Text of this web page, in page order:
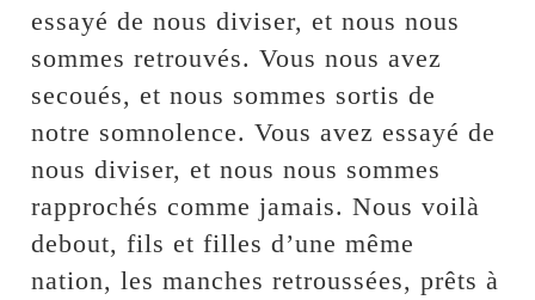
essayé de nous diviser, et nous nous
sommes retrouvés. Vous nous avez
secoués, et nous sommes sortis de
notre somnolence. Vous avez essayé de
nous diviser, et nous nous sommes
rapprochés comme jamais. Nous voilà
debout, fils et filles d’une même
nation, les manches retroussées, prêts à